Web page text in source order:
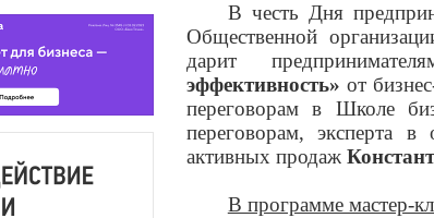
В честь Дня
Общественной
дарит
эффективность» от б
переговорам в Школе
переговорам,эксперта в
активных продаж
В программе мастер-